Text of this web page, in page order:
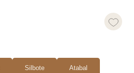
Silbote Atabal